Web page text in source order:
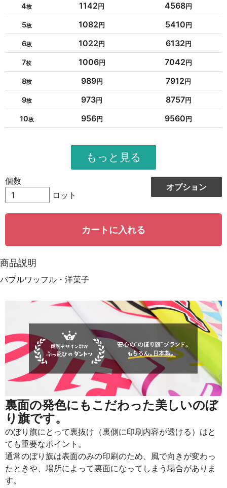
4 1142 4568
5 1082 5410
6 1022 6132
7 1006 7042
8 989 7912
9 973 8757
10 956 9560
951
12324
13216
15 942 14130
939
18
18460
921 19341
22 919 20218
917 21091
24 915
25 913 22825
26
27 909 24543
28 907 25396
29 905 26245
オプション
個数
ロット
カートに入れる
商品説明
バブルワッフル・洋菓子
裏面の発色にもこだわった美しいのぼ
り旗です。
のぼり旗にとって裏抜け（裏側に印刷内容が透ける）はと
ても重要なポイント。
通常のぼり旗は表面のみの印刷のため、風で向きが変わっ
たときや、場所によって裏面になってしまう場合がありま
す。